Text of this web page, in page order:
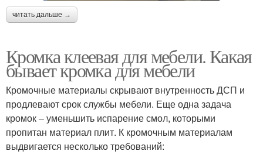
читать дальше →
Кромка клеевая для мебели. Какая
бывает кромка для мебели
Кромочные материалы скрывают внутренность ДСП и
продлевают срок службы мебели. Еще одна задача
кромок – уменьшить испарение смол, которыми
пропитан материал плит. К кромочным материалам
выдвигается несколько требований: